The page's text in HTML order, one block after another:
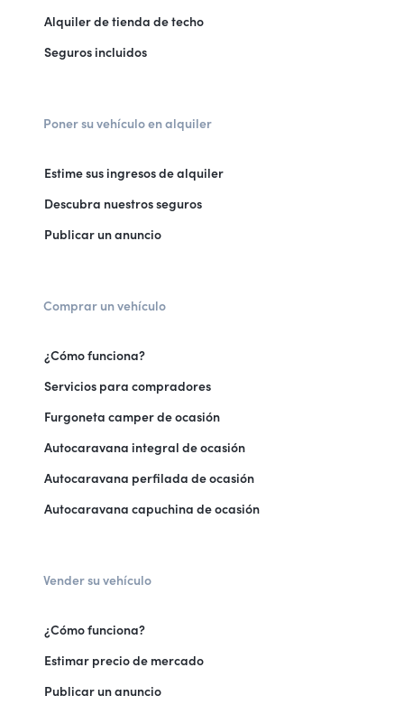
Alquiler de tienda de techo
Seguros incluidos
Poner su vehículo en alquiler
Estime sus ingresos de alquiler
Descubra nuestros seguros
Publicar un anuncio
Comprar un vehículo
¿Cómo funciona?
Servicios para compradores
Furgoneta camper de ocasión
Autocaravana integral de ocasión
Autocaravana perfilada de ocasión
Autocaravana capuchina de ocasión
Vender su vehículo
¿Cómo funciona?
Estimar precio de mercado
Publicar un anuncio